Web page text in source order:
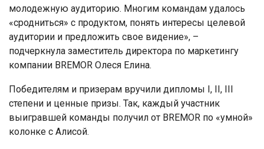
молодежную аудиторию. Многим командам удалось
«сродниться» с продуктом, понять интересы целевой
аудитории и предложить свое видение», –
подчеркнула заместитель директора по маркетингу
компании BREMOR Олеся Елина.
Победителям и призерам вручили дипломы I, II, III
степени и ценные призы. Так, каждый участник
выигравшей команды получил от BREMOR по «умной»
колонке с Алисой.